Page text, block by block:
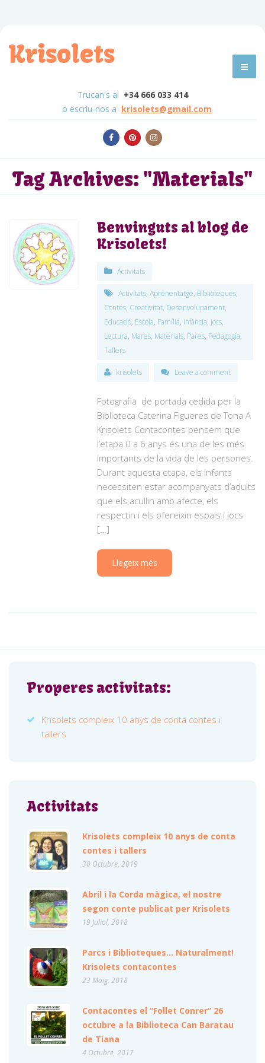
Krisolets
Trucan's al +34 666 033 414
o escriu-nos a krisolets@gmail.com
Tag Archives: "Materials"
Benvinguts al blog de
Krisolets!
Activitats
Activitats,Aprenentatge, Biblioteques,
Contes, Creativitat, Desenvolupament,
Educació, Escola, Família, Infància, Jocs,
Lectura, Mares, Materials, Pares, Pedagogia,
Tallers
krisolets Leave a comment
Fotografia de portada cedida per la
Biblioteca Caterina Figueres de Tona A
Krisolets Contacontes pensem que
l’etapa 0 a 6 anys és una de les més
importants de la vida de les persones.
Durant aquesta etapa, els infants
necessiten estar acompanyats d’adults
que els acullin amb afecte, els
respectin i els ofereixin espais i jocs
[…]
Llegeix més
Properes activitats:
Krisolets compleix 10 anys de conta contes i
tallers
Activitats
Krisolets compleix 10 anys de conta
contes i tallers
30 Octubre, 2019
Abril i la Corda màgica, el nostre
segon conte publicat per Krisolets
19 Juliol, 2018
Parcs i Biblioteques… Naturalment!
Krisolets contacontes
23 Maig, 2018
Contacontes el “Follet Conrer” 26
octubre a la Biblioteca Can Baratau
de Tiana
4 Octubre, 2017